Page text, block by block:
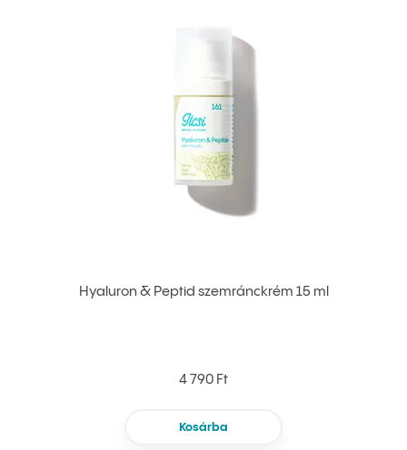
Hyaluron & Peptid szemránckrém 15 ml
4 790 Ft
Kosárba